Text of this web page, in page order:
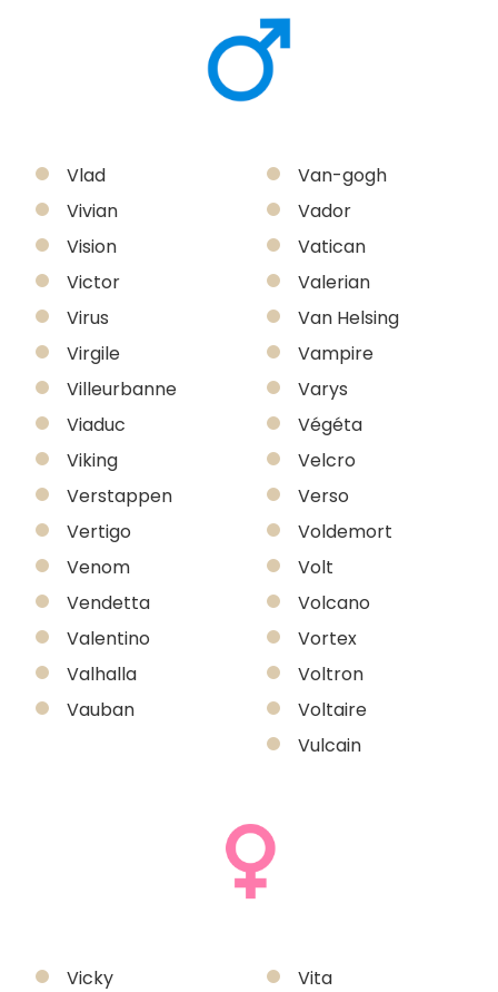
Vlad
Vivian
Vision
Victor
Virus
Virgile
Villeurbanne
Viaduc
Viking
Verstappen
Vertigo
Venom
Vendetta
Valentino
Valhalla
Vauban
Van-gogh
Vador
Vatican
Valerian
Van Helsing
Vampire
Varys
Végéta
Velcro
Verso
Voldemort
Volt
Volcano
Vortex
Voltron
Voltaire
Vulcain
Vicky
Vita